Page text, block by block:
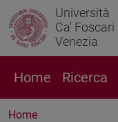
Università
Ca' Foscari
Venezia
Home Ricerca
Home